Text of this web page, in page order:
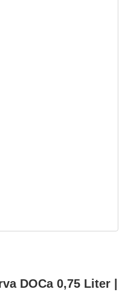
DOCa 0,75 Liter |